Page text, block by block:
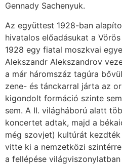
Gennady Sachenyuk.
Az együttest 1928-ban
hivatalos előadásukat a
1928 egy fiatal moszkvai
Alekszandr Alekszandrov
a már háromszáz tagúra
zene- és tánckarral járta az
kigondolt formáció szinte
sem. A II. világháború alatt
koncertet adtak, majd a
még szovjet) kultúrát
vitte ki a nemzetközi
a fellépése